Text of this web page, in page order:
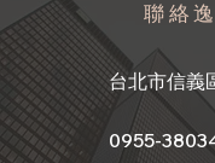
聯絡
台北市信義
0955-